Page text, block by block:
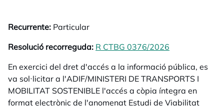
Recurrente: Particular
Resolució recorreguda: R CTBG 0376/2026
En exercici del dret d'accés a la informació pública, es
va sol·licitar a l'ADIF/MINISTERI DE TRANSPORTS I
MOBILITAT SOSTENIBLE l'accés a còpia íntegra en
format electrònic de l'anomenat Estudi de Viabilitat